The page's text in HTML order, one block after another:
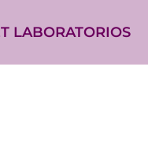
LABORATORIOS